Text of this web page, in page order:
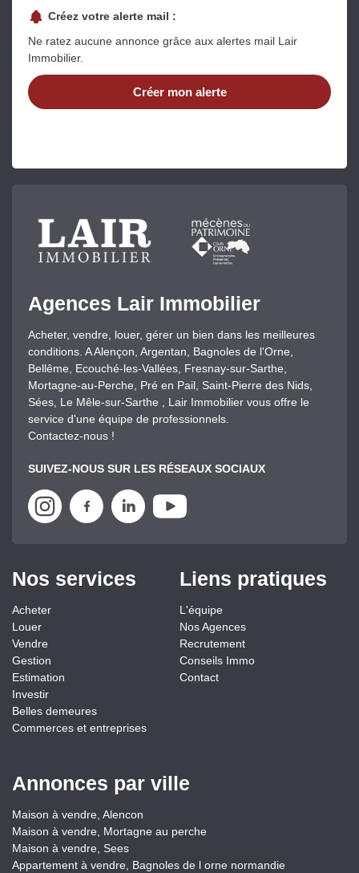
Créez votre alerte mail :
Ne ratez aucune annonce grâce aux alertes mail Lair
Immobilier.
Créer mon alerte
Agences Lair Immobilier
Acheter, vendre, louer, gérer un bien dans les meilleures
conditions. A Alençon, Argentan, Bagnoles de l'Orne,
Bellême, Ecouché-les-Vallées, Fresnay-sur-Sarthe,
Mortagne-au-Perche, Pré en Pail, Saint-Pierre des Nids,
Sées, Le Mêle-sur-Sarthe , Lair Immobilier vous offre le
service d'une équipe de professionnels.
Contactez-nous !
SUIVEZ-NOUS SUR LES RÉSEAUX SOCIAUX
Nos services
Acheter
Louer
Vendre
Gestion
Estimation
Investir
Belles demeures
Commerces et entreprises
Liens pratiques
L'équipe
Nos Agences
Recrutement
Conseils Immo
Contact
Annonces par ville
Maison à vendre, Alencon
Maison à vendre, Mortagne au perche
Maison à vendre, Sees
Appartement à vendre, Bagnoles de l orne normandie